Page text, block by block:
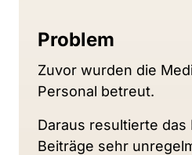
Problem
Zuvor wurden die
Personal betreut.
Daraus resultierte das
Beiträge sehr